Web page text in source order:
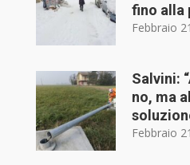
fino alla
Febbraio
Salvini:
no, ma
Febbraio